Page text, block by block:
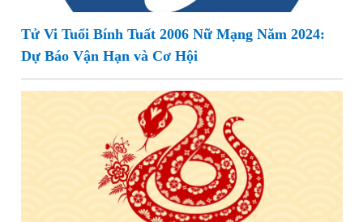
Tử Vi Tuổi Bính Tuất 2006 Nữ Mạng Năm 2024:
Dự Báo Vận Hạn và Cơ Hội